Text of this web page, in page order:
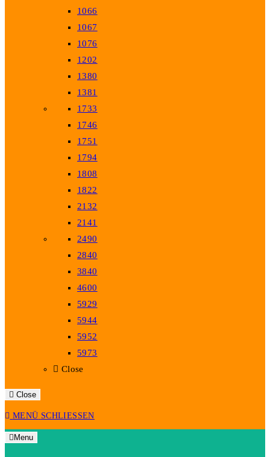
1066
1067
1076
1202
1380
1381
1733
1746
1751
1794
1808
1822
2132
2141
2490
2840
3840
4600
5929
5944
5952
5973
Close
Close
MENÜ SCHLIESSEN
Menu